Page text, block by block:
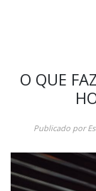
O QUE
Publicado por